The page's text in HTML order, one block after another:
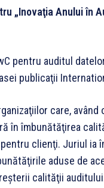
„Inovaţia Anului în
pentru auditul
publicaţii
care,
în îmbunătăţirea
clienţi. Juriul ia
aduse de
calităţii